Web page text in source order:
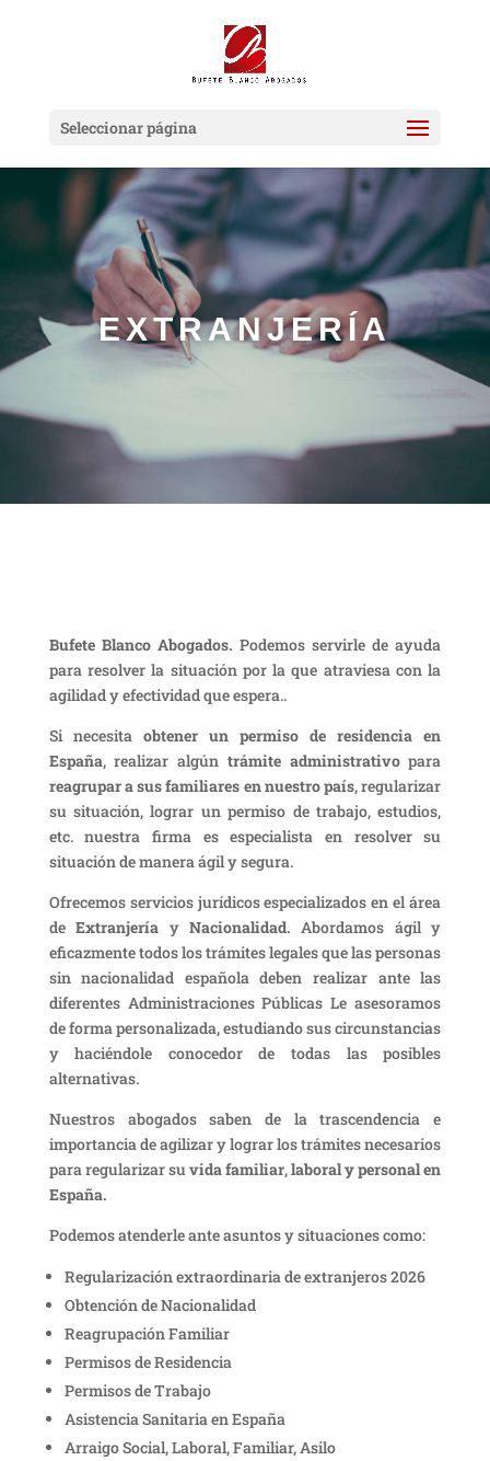
Seleccionar página
EXTRANJERÍA
Bufete Blanco Abogados. Podemos servirle de ayuda
para resolver la situación por la que atraviesa con la
agilidad y efectividad que espera..
Si necesita obtener un permiso de residencia en
España, realizar algún trámite administrativopara
reagrupar a sus familiares en nuestro país, regularizar
su situación, lograr un permiso de trabajo, estudios,
etc. nuestra firma es especialista en resolver su
situación de manera ágil y segura.
Ofrecemos servicios jurídicos especializados en el área
deExtranjería y Nacionalidad. Abordamos ágil y
eficazmente todos los trámites legales que las personas
sin nacionalidad española deben realizar ante las
diferentes Administraciones Públicas Le asesoramos
de forma personalizada, estudiando sus circunstancias
y haciéndole conocedor de todas las posibles
alternativas.
Nuestros abogados
saben de la trascendencia e
importancia de agilizar y lograr los trámites necesarios
para regularizar suvida familiar,laboral y personal en
España.
Podemos atenderle ante asuntos y situaciones como:
Regularización extraordinaria de extranjeros 2026
Obtención de Nacionalidad
Reagrupación Familiar
Permisos de Residencia
Permisos de Trabajo
Asistencia Sanitaria en España
Arraigo Social, Laboral, Familiar, Asilo